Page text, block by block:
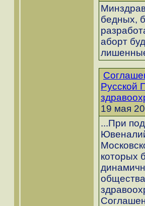
бедных,
аборт
Русской
19 мая
...При
которых